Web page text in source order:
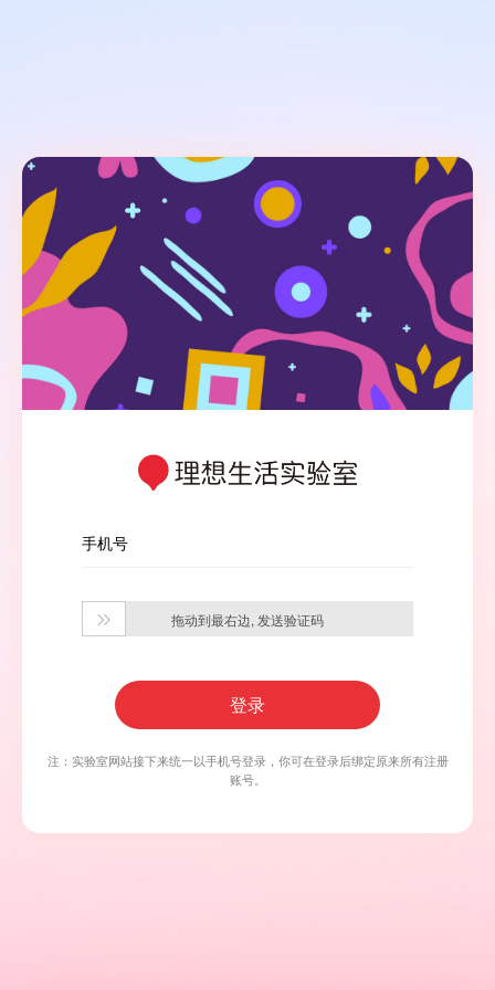
手机号
 拖动到最右边, 发送验证码
登录
注：实验室网站接下来统一以手机号登录，你可在登录后绑定原来所有注册
账号。